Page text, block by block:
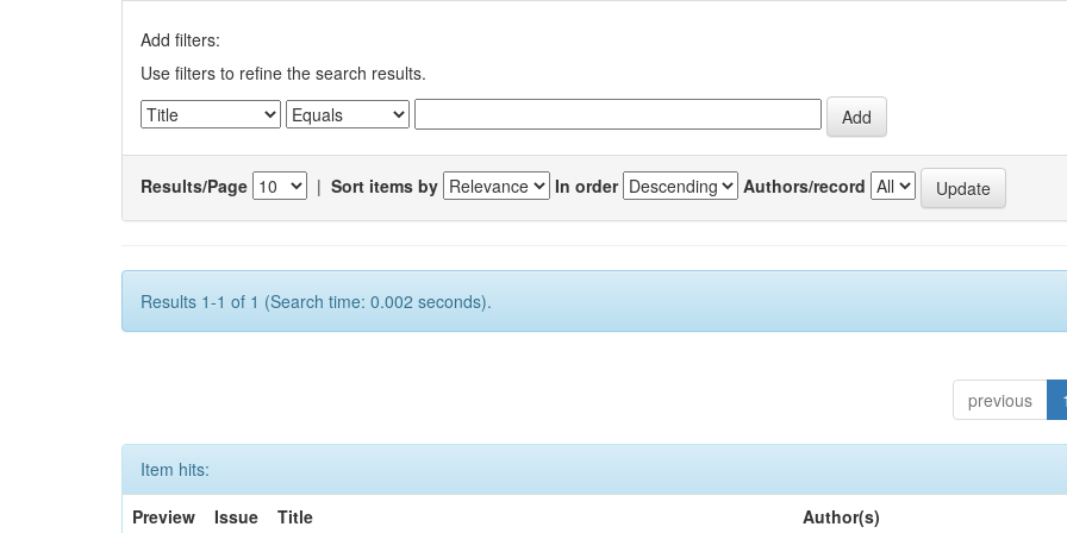
Add filters:
Use filters to refine the search results.
Results/Page | Sort items by In order Authors/record
Results 1-1 of 1 (Search time: 0.002 seconds).
previous 1
Item hits:
Preview
Issue
Title Author(s)